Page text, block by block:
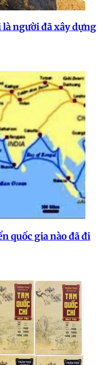
người đã xây dựng
quốc gia nào đã đi